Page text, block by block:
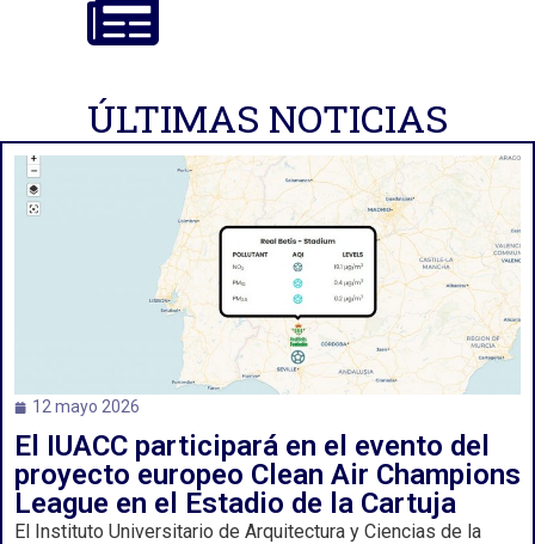
ÚLTIMAS NOTICIAS
12 mayo 2026
El IUACC participará en el evento del
proyecto europeo Clean Air Champions
League en el Estadio de la Cartuja
El Instituto Universitario de Arquitectura y Ciencias de la